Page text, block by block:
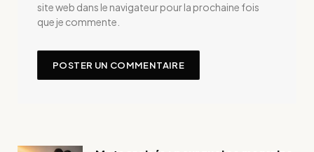
site web dans le navigateur pour la prochaine fois
que je commente.